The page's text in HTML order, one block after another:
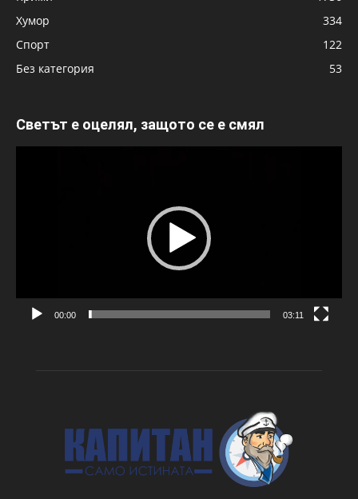
Хумор
334
Спорт
122
Без категория
53
Светът е оцелял, защото се е смял
00:00 03:11